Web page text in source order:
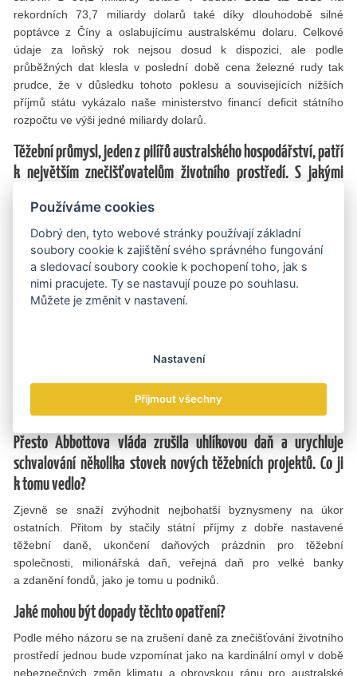
rekordních 73,7 miliardy dolarů také díky dlouhodobě silné
poptávce z Číny a oslabujícímu australskému dolaru. Celkové
údaje za loňský rok nejsou dosud k dispozici, ale podle
průběžných dat klesla v poslední době cena železné rudy tak
prudce, že v důsledku tohoto poklesu a souvisejících nižších
příjmů státu vykázalo naše ministerstvo financí deficit státního
rozpočtu ve výši jedné miliardy dolarů.
Těžební průmysl, jeden z pilířů australského hospodářství, patří
k největším znečišťovatelům životního prostředí. S jakými
dopady?
Stav není příliš uspokojivý. Těžební průmysl je do značné míry
založen na neobnovitelných zdrojích a je významným
producentem emisí skleníkových plynů. Ve srovnání s jinými
odvětvími daleko více přispívá k nebezpečným změnám klimatu.
uhličitého (CO2). Podle výzkumných měření nyní dosahují okolo
bude podle všeho mít za následek dalších 83 až 128 milionů tun
emisí ročně.
Přesto Abbottova vláda zrušila uhlíkovou daň a urychluje
schvalování několika stovek nových těžebních projektů. Co ji
k tomu vedlo?
Zjevně se snaží zvýhodnit nejbohatší byznysmeny na úkor
ostatních. Přitom by stačily státní příjmy z dobře nastavené
těžební daně, ukončení daňových prázdnin pro těžební
společnosti, milionářská daň, veřejná daň pro velké banky
a zdanění fondů, jako je tomu u podniků.
Jaké mohou být dopady těchto opatření?
Podle mého názoru se na zrušení daně za znečišťování životního
prostředí jednou bude vzpomínat jako na kardinální omyl v době
nebezpečných změn klimatu a obrovskou ránu pro australské
Používáme cookies
Dobrý den, tyto webové stránky používají základní
soubory cookie k zajištění svého správného fungování
a sledovací soubory cookie k pochopení toho, jak s
nimi pracujete. Ty se nastavují pouze po souhlasu.
Můžete je změnit v nastavení.
Nastavení
Přijmout všechny